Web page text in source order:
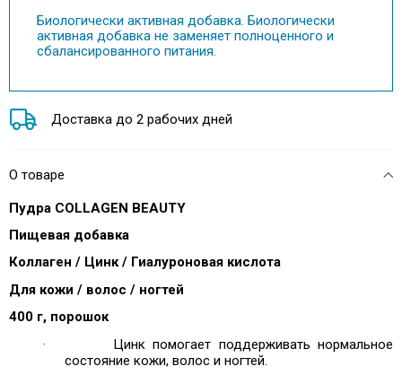
Биологически активная добавка. Биологически
активная добавка не заменяет полноценного и
сбалансированного питания.
Доставка до 2 рабочих дней
О товаре
Пудра COLLAGEN BEAUTY
Пищевая добавка
Коллаген / Цинк / Гиалуроновая кислота
Для кожи / волос / ногтей
400 г, порошок
· Цинк помогает поддерживать нормальное
состояние кожи, волос и ногтей.